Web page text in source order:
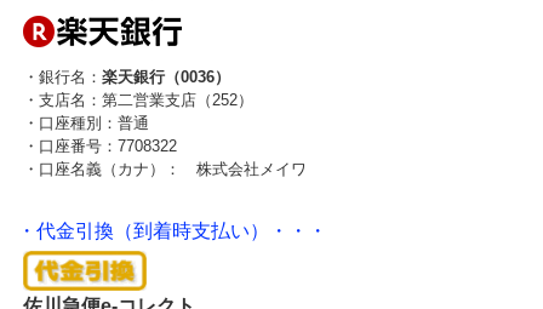
・銀行名： 楽天銀行（0036）
・支店名：第二営業支店（252）
・口座種別：普通
・口座番号：7708322
・口座名義（カナ）： 株式会社メイワ
・代金引換（到着時支払い）・・・